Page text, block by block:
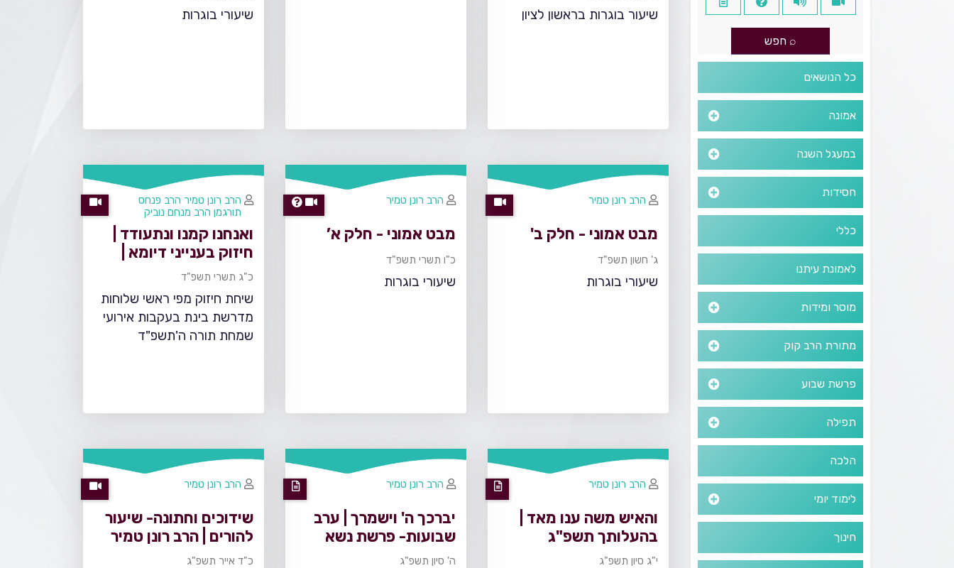
כל הנושאים
אמונה
במעגל השנה
חסידות
כללי
לאמונת עיתנו
מוסר ומידות
מתורת הרב קוק
פרשת שבוע
תפילה
הלכה
לימוד יומי
חינוך
שיעור בוגרות בראשון לציון שיעורי בוגרות
מבט אמוני - חלק ב'
ג' חשון תשפ"ד
שיעורי בוגרות
הרב רונן טמיר
מבט אמוני - חלק א’
כ"ו תשרי תשפ"ד
שיעורי בוגרות
הרב רונן טמיר
ואנחנו קמנו ונתעודד |
חיזוק בענייני דיומא |
רבני מדרשת בינת
כ"ג תשרי תשפ"ד
שיחת חיזוק מפי ראשי שלוחות
מדרשת בינת בעקבות אירועי
שמחת תורה ה'תשפ"ד
הרב רונן טמיר הרב פנחס
תורגמן הרב מנחם נוביק
והאיש משה ענו מאד |
בהעלותך תשפ"ג
י"ג סיון תשפ"ג
הרב רונן טמיר
יברכך ה' וישמרך | ערב
שבועות- פרשת נשא
תשפ"ג
ה' סיון תשפ"ג
הרב רונן טמיר
שידוכים וחתונה- שיעור
להורים | הרב רונן טמיר
כ"ד אייר תשפ"ג
הרב רונן טמיר